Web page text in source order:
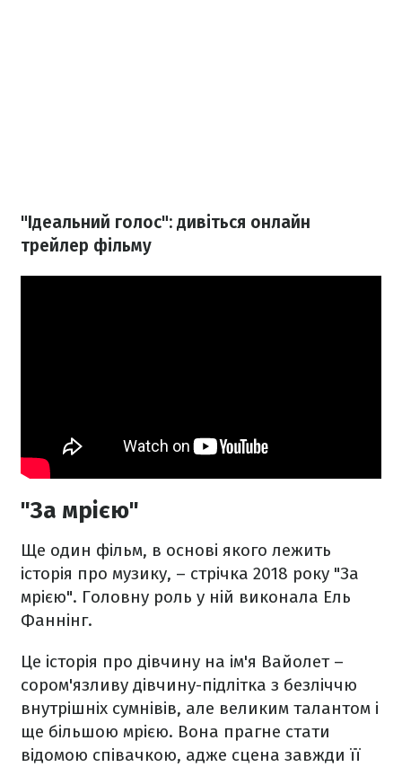
"Ідеальний голос": дивіться онлайн
трейлер фільму
"За мрією"
Ще один фільм, в основі якого лежить
історія про музику, – стрічка 2018 року "За
мрією". Головну роль у ній виконала Ель
Фаннінг.
Це історія про дівчину на ім'я Вайолет –
сором'язливу дівчину-підлітка з безліччю
внутрішніх сумнівів, але великим талантом і
ще більшою мрією. Вона прагне стати
відомою співачкою, адже сцена завжди її